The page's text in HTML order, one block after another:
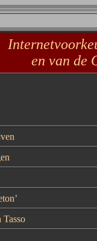
en van de
Tasso